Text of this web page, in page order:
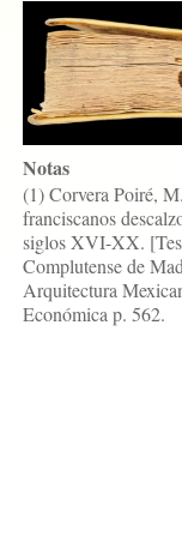
Notas
(1) Corvera Poiré,
franciscanos
siglos XVI-XX.
Complutense de
Arquitectura
Económica p. 562.